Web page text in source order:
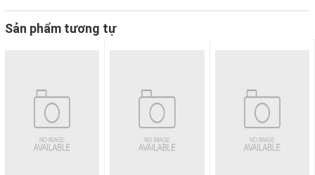
Sản phẩm tương tự